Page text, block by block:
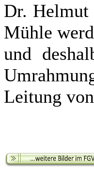
Dr. Helmut
Mühle
und
Leitung